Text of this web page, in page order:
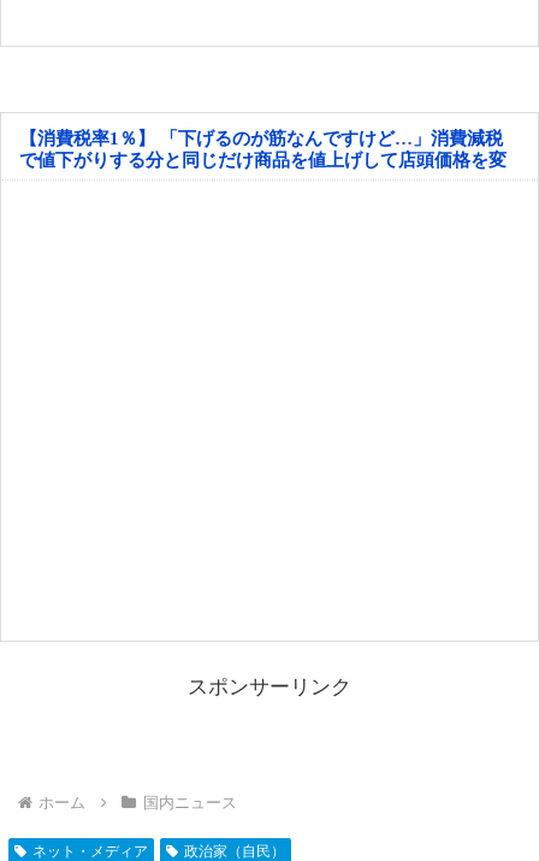
【消費税率1％】 「下げるのが筋なんですけど…」消費減税
で値下がりする分と同じだけ商品を値上げして店頭価格を変
えない店も
スポンサーリンク
ホーム 国内ニュース
ネット・メディア 政治家（自民）